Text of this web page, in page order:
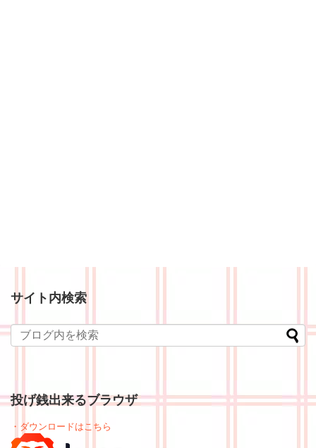
サイト内検索
投げ銭出来るブラウザ
・ダウンロードはこちら